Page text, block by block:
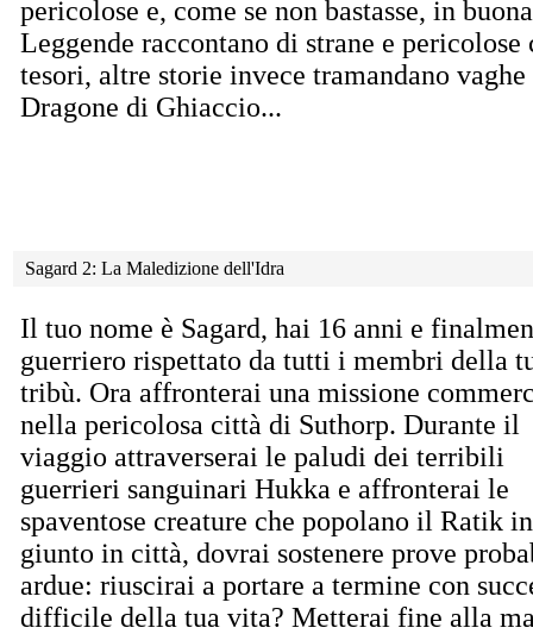
pericolose e, come se non bastasse, in
Leggende raccontano di strane e
tesori, altre storie invece tramandano
Dragone di Ghiaccio...
Sagard 2: La Maledizione dell'Idra
Il tuo nome è Sagard, hai 16 anni e
guerriero rispettato da tutti i membri della
tribù. Ora affronterai una missione
nella pericolosa città di Suthorp. Durante il
viaggio attraverserai le paludi dei terribili
guerrieri sanguinari Hukka e affronterai le
spaventose creature che popolano il Ratik
giunto in città, dovrai sostenere prove
ardue: riuscirai a portare a termine con
difficile della tua vita? Metterai fine alla